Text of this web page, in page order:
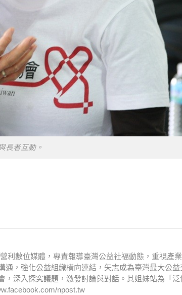
長者互動。
利數位媒體，專責報導臺灣公益社福動態，重視產
，強化公益組織橫向連結，矢志成為臺灣最大公益
深入探究議題，激發討論與對話。其姐妹站為「泛
npost.tw